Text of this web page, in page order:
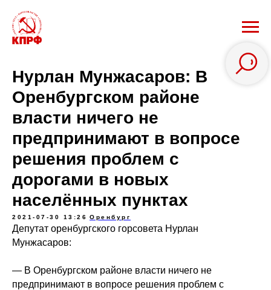
Нурлан Мунжасаров: В
Оренбургском районе
власти ничего не
предпринимают в вопросе
решения проблем с
дорогами в новых
населённых пунктах
2021-07-30 13:26 Оренбург
Депутат оренбургского горсовета Нурлан
Мунжасаров:
— В Оренбургском районе власти ничего не
предпринимают в вопросе решения проблем с